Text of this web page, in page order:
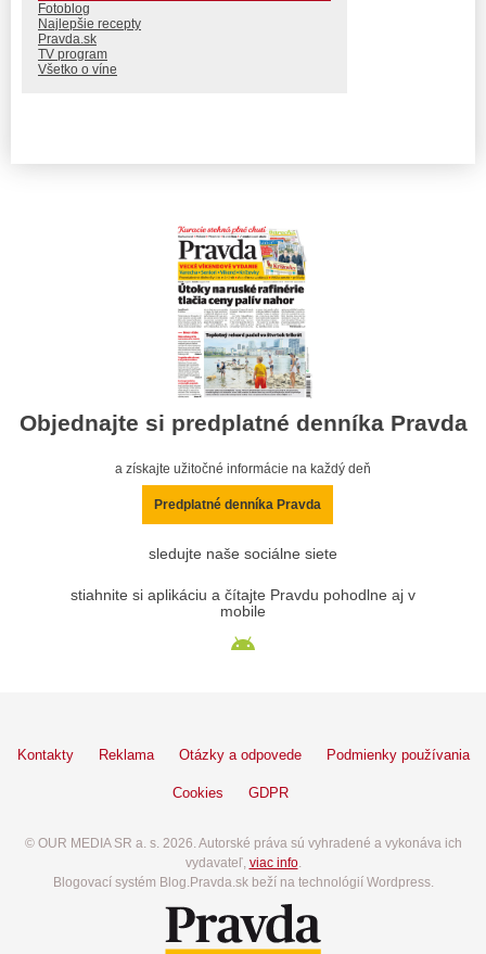
Fotoblog
Najlepšie recepty
Pravda.sk
TV program
Všetko o víne
Objednajte si predplatné denníka Pravda
a získajte užitočné informácie na každý deň
Predplatné denníka Pravda
sledujte naše sociálne siete
stiahnite si aplikáciu a čítajte Pravdu pohodlne aj v
mobile
Kontakty Reklama Otázky a odpovede Podmienky používania
Cookies GDPR
© OUR MEDIA SR a. s. 2026. Autorské práva sú vyhradené a vykonáva ich
vydavateľ, viac info.
Blogovací systém Blog.Pravda.sk beží na technológií Wordpress.